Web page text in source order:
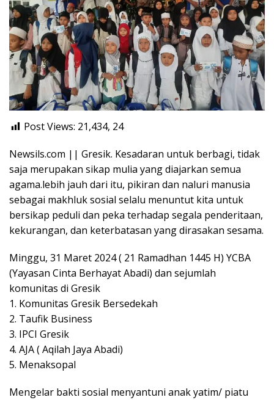
Post Views: 21,434, 24
Newsils.com || Gresik. Kesadaran untuk berbagi, tidak
saja merupakan sikap mulia yang diajarkan semua
agama.lebih jauh dari itu, pikiran dan naluri manusia
sebagai makhluk sosial selalu menuntut kita untuk
bersikap peduli dan peka terhadap segala penderitaan,
kekurangan, dan keterbatasan yang dirasakan sesama.
Minggu, 31 Maret 2024 ( 21 Ramadhan 1445 H) YCBA
(Yayasan Cinta Berhayat Abadi) dan sejumlah
komunitas di Gresik
1. Komunitas Gresik Bersedekah
2. Taufik Business
3. IPCI Gresik
4. AJA ( Aqilah Jaya Abadi)
5. Menaksopal
Mengelar bakti sosial menyantuni anak yatim/ piatu